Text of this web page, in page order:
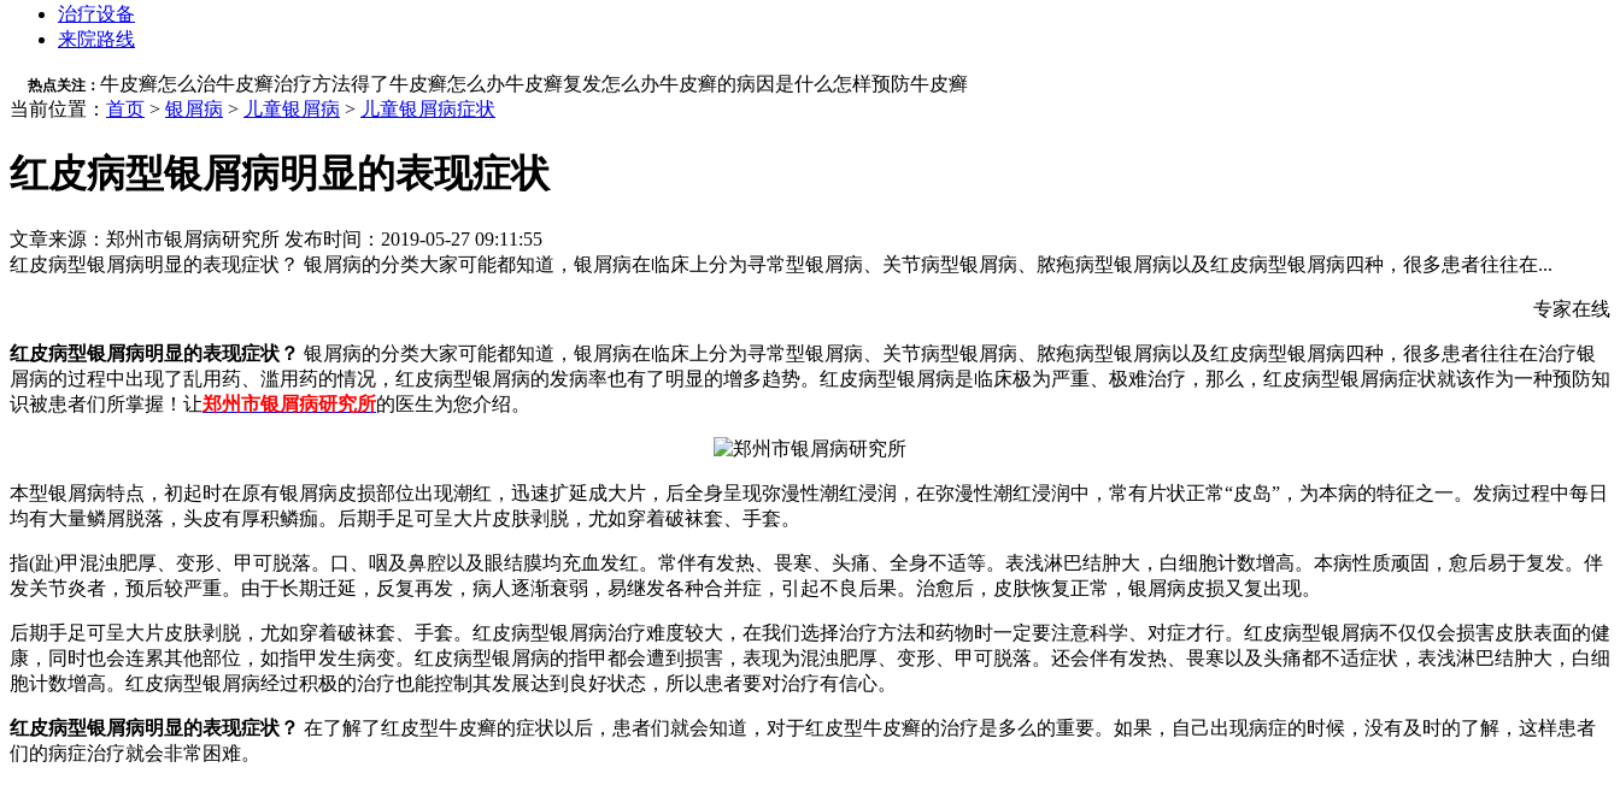
治疗设备
来院路线
热点关注： 牛皮癣怎么治牛皮癣治疗方法得了牛皮癣怎么办牛皮癣复发怎么办牛皮癣的病因是什么怎样预防牛皮癣
当前位置： 首页 > 银屑病 > 儿童银屑病 > 儿童银屑病症状
红皮病型银屑病明显的表现症状
文章来源：郑州市银屑病研究所 发布时间：2019-05-27 09:11:55
红皮病型银屑病明显的表现症状？ 银屑病的分类大家可能都知道，银屑病在临床上分为寻常型银屑病、关节病型银屑病、脓疱病型银屑病以及红皮病型银屑病四种，很多患者往往在...
专家在线
红皮病型银屑病明显的表现症状？ 银屑病的分类大家可能都知道，银屑病在临床上分为寻常型银屑病、关节病型银屑病、脓疱病型银屑病以及红皮病型银屑病四种，很多患者往往在治疗银
屑病的过程中出现了乱用药、滥用药的情况，红皮病型银屑病的发病率也有了明显的增多趋势。红皮病型银屑病是临床极为严重、极难治疗，那么，红皮病型银屑病症状就该作为一种预防知
识被患者们所掌握！让郑州市银屑病研究所的医生为您介绍。
本型银屑病特点，初起时在原有银屑病皮损部位出现潮红，迅速扩延成大片，后全身呈现弥漫性潮红浸润，在弥漫性潮红浸润中，常有片状正常“皮岛”，为本病的特征之一。发病过程中每日
均有大量鳞屑脱落，头皮有厚积鳞痂。后期手足可呈大片皮肤剥脱，尤如穿着破袜套、手套。
指(趾)甲混浊肥厚、变形、甲可脱落。口、咽及鼻腔以及眼结膜均充血发红。常伴有发热、畏寒、头痛、全身不适等。表浅淋巴结肿大，白细胞计数增高。本病性质顽固，愈后易于复发。伴
发关节炎者，预后较严重。由于长期迁延，反复再发，病人逐渐衰弱，易继发各种合并症，引起不良后果。治愈后，皮肤恢复正常，银屑病皮损又复出现。
后期手足可呈大片皮肤剥脱，尤如穿着破袜套、手套。红皮病型银屑病治疗难度较大，在我们选择治疗方法和药物时一定要注意科学、对症才行。红皮病型银屑病不仅仅会损害皮肤表面的健
康，同时也会连累其他部位，如指甲发生病变。红皮病型银屑病的指甲都会遭到损害，表现为混浊肥厚、变形、甲可脱落。还会伴有发热、畏寒以及头痛都不适症状，表浅淋巴结肿大，白细
胞计数增高。红皮病型银屑病经过积极的治疗也能控制其发展达到良好状态，所以患者要对治疗有信心。
红皮病型银屑病明显的表现症状？ 在了解了红皮型牛皮癣的症状以后，患者们就会知道，对于红皮型牛皮癣的治疗是多么的重要。如果，自己出现病症的时候，没有及时的了解，这样患者
们的病症治疗就会非常困难。